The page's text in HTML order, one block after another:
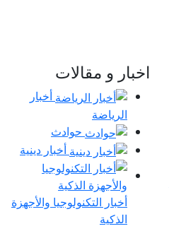
اخبار و مقالات
أخبار
الرياضة
حوادث
أخبار دينية
أخبار التكنولوجيا والأجهزة
الذكية